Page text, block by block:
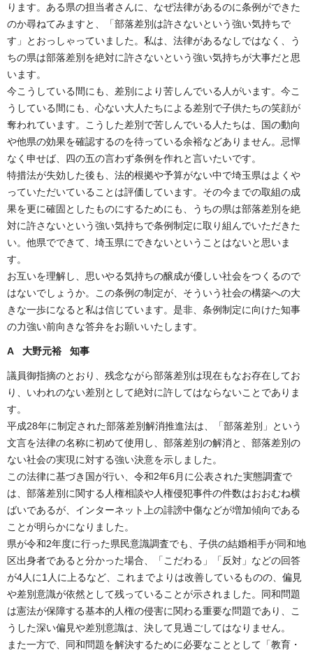
ります。ある県の担当者さんに、なぜ法律があるのに条例ができた
のか尋ねてみますと、「部落差別は許さないという強い気持ちで
す」とおっしゃっていました。私は、法律があるなしではなく、う
ちの県は部落差別を絶対に許さないという強い気持ちが大事だと思
います。
今こうしている間にも、差別により苦しんでいる人がいます。今こ
うしている間にも、心ない大人たちによる差別で子供たちの笑顔が
奪われています。こうした差別で苦しんでいる人たちは、国の動向
や他県の効果を確認するのを待っている余裕などありません。忌憚
なく申せば、四の五の言わず条例を作れと言いたいです。
特措法が失効した後も、法的根拠や予算がない中で埼玉県はよくや
っていただいていることは評価しています。その今までの取組の成
果を更に確固としたものにするためにも、うちの県は部落差別を絶
対に許さないという強い気持ちで条例制定に取り組んでいただきた
い。他県でできて、埼玉県にできないということはないと思いま
す。
お互いを理解し、思いやる気持ちの醸成が優しい社会をつくるので
はないでしょうか。この条例の制定が、そういう社会の構築への大
きな一歩になると私は信じています。是非、条例制定に向けた知事
の力強い前向きな答弁をお願いいたします。
A 大野元裕 知事
議員御指摘のとおり、残念ながら部落差別は現在もなお存在してお
り、いわれのない差別として絶対に許してはならないことでありま
す。
平成28年に制定された部落差別解消推進法は、「部落差別」という
文言を法律の名称に初めて使用し、部落差別の解消と、部落差別の
ない社会の実現に対する強い決意を示しました。
この法律に基づき国が行い、令和2年6月に公表された実態調査で
は、部落差別に関する人権相談や人権侵犯事件の件数はおおむね横
ばいであるが、インターネット上の誹謗中傷などが増加傾向である
ことが明らかになりました。
県が令和2年度に行った県民意識調査でも、子供の結婚相手が同和地
区出身者であると分かった場合、「こだわる」「反対」などの回答
が4人に1人に上るなど、これまでよりは改善しているものの、偏見
や差別意識が依然として残っていることが示されました。同和問題
は憲法が保障する基本的人権の侵害に関わる重要な問題であり、こ
うした深い偏見や差別意識は、決して見過ごしてはなりません。
また一方で、同和問題を解決するために必要なこととして「教育・